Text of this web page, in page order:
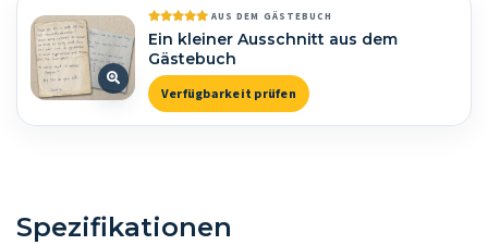
AUS DEM GÄSTEBUCH
Ein kleiner Ausschnitt aus dem
Gästebuch
Verfügbarkeit prüfen
Spezifikationen